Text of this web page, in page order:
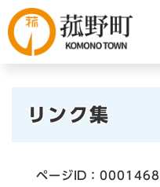
ー
ジ
リンク集
ページID：0001468